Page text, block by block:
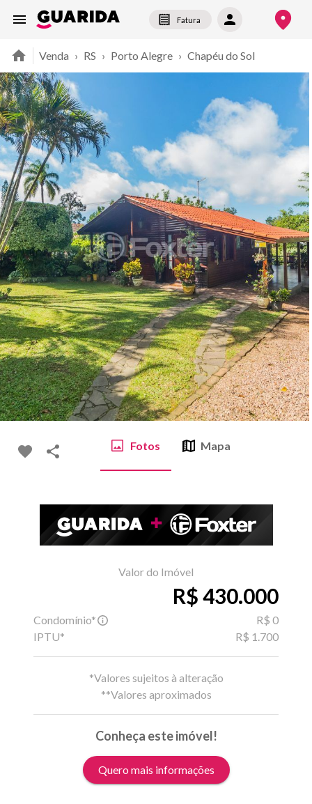
Fatura
Venda › RS › Porto Alegre › Chapéu do Sol
Fotos Mapa
Valor do Imóvel
R$ 430.000
Condomínio*
R$ 0
IPTU*
R$ 1.700
*Valores sujeitos à alteração
**Valores aproximados
Conheça este imóvel!
Quero mais informações